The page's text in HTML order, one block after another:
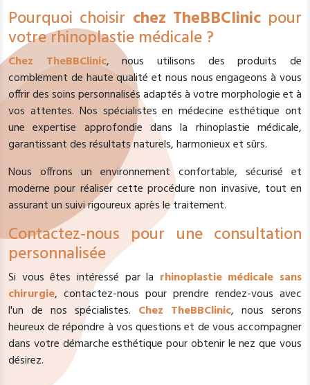
Pourquoi choisir chez TheBBClinicpour
votre rhinoplastie médicale ?
Chez TheBBClinic, nous utilisons des produits de
comblement de haute qualité et nous nous engageons à vous
offrir des soins personnalisés adaptés à votre morphologie et à
vos attentes. Nos spécialistes en médecine esthétique ont
une expertise approfondie dans la rhinoplastie médicale,
garantissant des résultats naturels, harmonieux et sûrs.
Nous offrons un environnement confortable, sécurisé et
moderne pour réaliser cette procédure non invasive, tout en
assurant un suivi rigoureux après le traitement.
Contactez-nous pour une consultation
personnalisée
Si vous êtes intéressé par la rhinoplastie médicale sans
chirurgie, contactez-nous pour prendre rendez-vous avec
l'un de nos spécialistes. Chez TheBBClinic, nous serons
heureux de répondre à vos questions et de vous accompagner
dans votre démarche esthétique pour obtenir le nez que vous
désirez.